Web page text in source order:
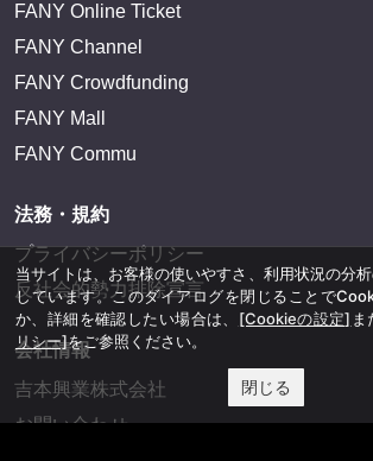
FANY Online Ticket
FANY Channel
FANY Crowdfunding
FANY Mall
FANY Commu
法務・規約
プライバシーポリシー
反社会的勢力排除宣言
会社情報
吉本興業株式会社
お問い合わせ
当サイトは、お客様の使いやすさ、利用状況の分
しています。このダイアログを閉じることで
か、詳細を確認したい場合は、 [Cookieの設定] ま
リシー]をご参照ください。
閉じる